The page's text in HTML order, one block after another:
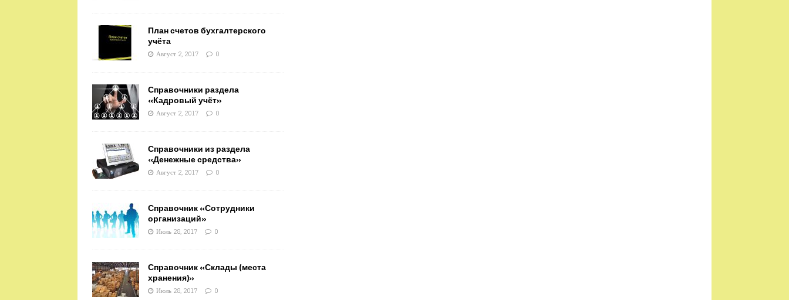
План счетов бухгалтерского
учёта
Август 2, 2017 0
Справочники раздела
«Кадровый учёт»
Август 2, 2017 0
Справочники из раздела
«Денежные средства»
Август 2, 2017 0
Справочник «Сотрудники
организаций»
Июль 28, 2017 0
Справочник «Склады (места
хранения)»
Июль 28, 2017 0